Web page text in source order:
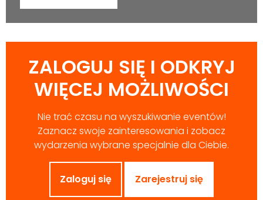
ZALOGUJ SIĘ I ODKRYJ
WIĘCEJ MOŻLIWOŚCI
Nie trać czasu na wyszukiwanie eventów!
Zaznacz swoje zainteresowania i zobacz
wydarzenia wybrane specjalnie dla Ciebie.
Zaloguj się Zarejestruj się